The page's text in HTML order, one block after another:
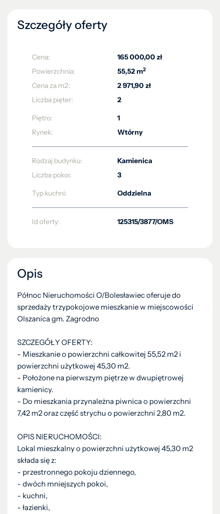
Szczegóły oferty
Cena:
165 000,00 zł
Powierzchnia:
55,52 m2
Cena za m2:
2 971,90 zł
Liczba pięter:
2
Piętro:
1
Rynek:
Wtórny
Rodzaj budynku:
Kamienica
Liczba pokoi:
3
Typ kuchni: Oddzielna
Id oferty: 125315/3877/OMS
Opis
Północ Nieruchomości O/Bolesławiec oferuje do
sprzedaży trzypokojowe mieszkanie w miejscowości
Olszanica gm. Zagrodno
SZCZEGÓŁY OFERTY:
- Mieszkanie o powierzchni całkowitej 55,52 m2 i
powierzchni użytkowej 45,30 m2.
- Położone na pierwszym piętrze w dwupiętrowej
kamienicy.
- Do mieszkania przynależna piwnica o powierzchni
7,42 m2 oraz część strychu o powierzchni 2,80 m2.
OPIS NIERUCHOMOŚCI:
Lokal mieszkalny o powierzchni użytkowej 45,30 m2
składa się z:
- przestronnego pokoju dziennego,
- dwóch mniejszych pokoi,
- kuchni,
- łazienki,